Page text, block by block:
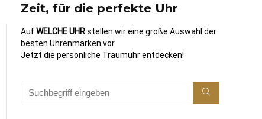
Zeit, für die perfekte Uhr
AufWELCHE UHRstellen wir eine große Auswahl der
besten Uhrenmarken vor.
Jetzt die persönliche Traumuhr entdecken!